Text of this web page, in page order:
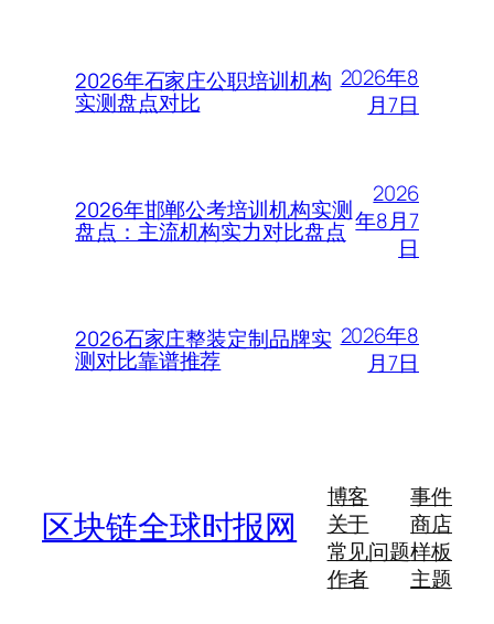
2026年石家庄公职培训机构
实测盘点对比
2026年8
月7日
2026年邯郸公考培训机构实测
盘点：主流机构实力对比盘点
2026
年8月7
日
2026石家庄整装定制品牌实
测对比靠谱推荐
2026年8
月7日
区块链全球时报网
博客
关于
常见问题
作者
事件
商店
样板
主题